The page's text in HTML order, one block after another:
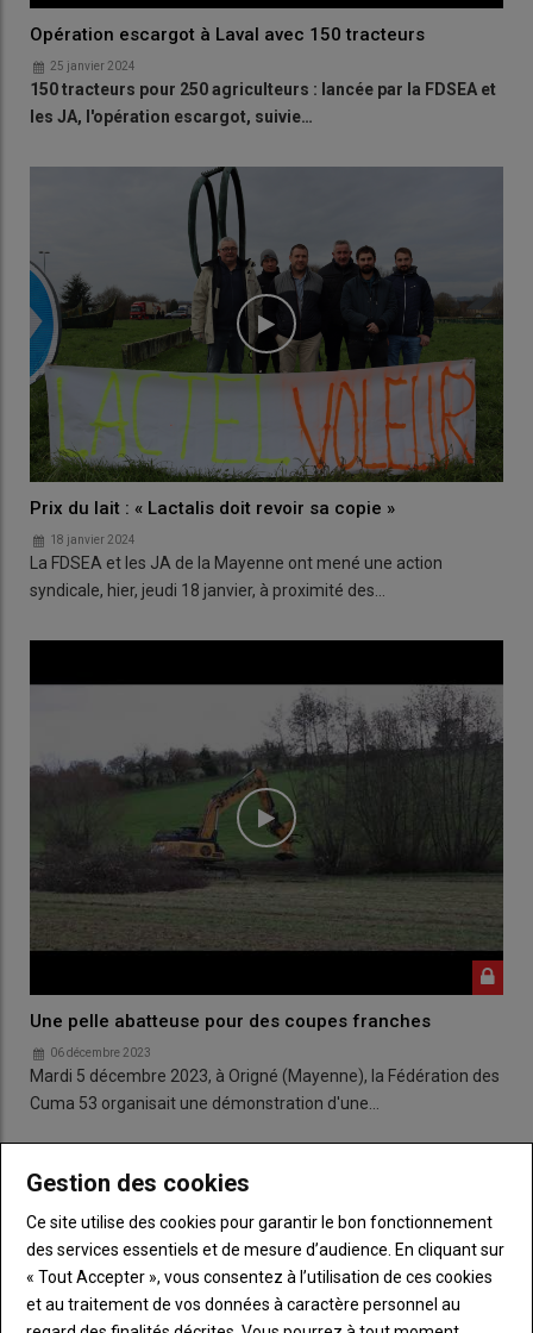
Opération escargot à Laval avec 150 tracteurs
25 janvier 2024
150 tracteurs pour 250 agriculteurs : lancée par la FDSEA et
les JA, l'opération escargot, suivie…
Prix du lait : « Lactalis doit revoir sa copie »
18 janvier 2024
La FDSEA et les JA de la Mayenne ont mené une action
syndicale, hier, jeudi 18 janvier, à proximité des…
Une pelle abatteuse pour des coupes franches
06 décembre 2023
Mardi 5 décembre 2023, à Origné (Mayenne), la Fédération des
Cuma 53 organisait une démonstration d'une…
Gestion des cookies
Ce site utilise des cookies pour garantir le bon fonctionnement
des services essentiels et de mesure d’audience. En cliquant sur
« Tout Accepter », vous consentez à l’utilisation de ces cookies
et au traitement de vos données à caractère personnel au